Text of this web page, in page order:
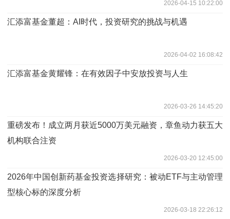
2026-04-15 10:22:00
汇添富基金董超：AI时代，投资研究的挑战与机遇
2026-04-02 16:08:42
汇添富基金黄耀锋：在有效因子中安放投资与人生
2026-03-26 14:45:20
​重磅发布！成立两月获近5000万美元融资，章鱼动力获五大
机构联合注资
2026-03-20 12:45:00
2026年中国创新药基金投资选择研究：被动ETF与主动管理
型核心标的深度分析
2026-03-18 22:26:12